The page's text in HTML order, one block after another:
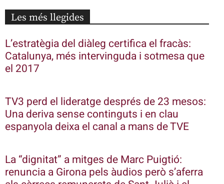
Les més llegides
L’estratègia del diàleg certifica el fracàs:
Catalunya, més intervinguda i sotmesa que
el 2017
TV3 perd el lideratge després de 23 mesos:
Una deriva sense continguts i en clau
espanyola deixa el canal a mans de TVE
La “dignitat” a mitges de Marc Puigtió:
renuncia a Girona pels àudios però s’aferra